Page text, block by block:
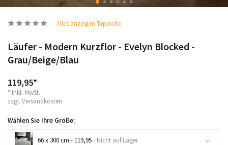
Alles anzeigen Teppiche
Läufer - Modern Kurzflor - Evelyn Blocked -
Grau/Beige/Blau
119,95*
* Inkl. MwSt.
zzgl. Versandkosten
Wählen Sie Ihre Größe:
66 x 300 cm - 119,95- Nicht auf Lager